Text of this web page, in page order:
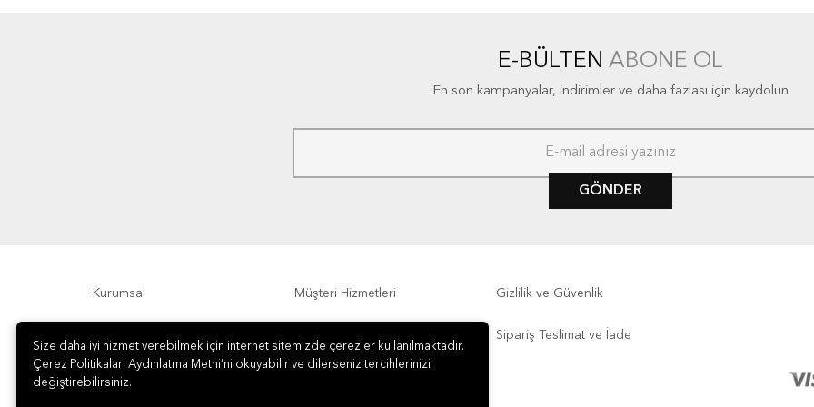
E-BÜLTEN ABONE OL
En son kampanyalar, indirimler ve daha fazlası için kaydolun
GÖNDER
Kurumsal Müşteri Hizmetleri Gizlilik ve Güvenlik
Sipariş Teslimat ve İade
Size daha iyi hizmet verebilmek için internet sitemizde çerezler kullanılmaktadır.
Çerez Politikaları Aydınlatma Metni’ni okuyabilir ve dilerseniz tercihlerinizi
değiştirebilirsiniz.